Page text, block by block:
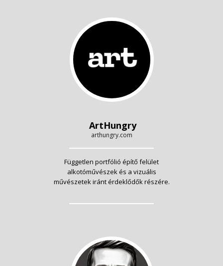
ArtHungry
arthungry.com
Független portfólió építő felület
alkotóművészek és a vizuális
művészetek iránt érdeklődők részére.